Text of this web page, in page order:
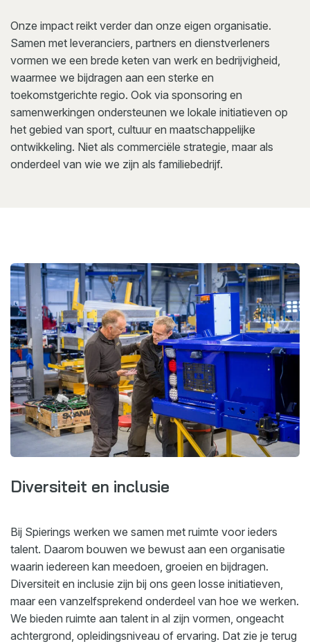
Onze impact reikt verder dan onze eigen organisatie.
Samen met leveranciers, partners en dienstverleners
vormen we een brede keten van werk en bedrijvigheid,
waarmee we bijdragen aan een sterke en
toekomstgerichte regio. Ook via sponsoring en
samenwerkingen ondersteunen we lokale initiatieven op
het gebied van sport, cultuur en maatschappelijke
ontwikkeling. Niet als commerciële strategie, maar als
onderdeel van wie we zijn als familiebedrijf.
Diversiteit en inclusie
Bij Spierings werken we samen met ruimte voor ieders
talent. Daarom bouwen we bewust aan een organisatie
waarin iedereen kan meedoen, groeien en bijdragen.
Diversiteit en inclusie zijn bij ons geen losse initiatieven,
maar een vanzelfsprekend onderdeel van hoe we werken.
We bieden ruimte aan talent in al zijn vormen, ongeacht
achtergrond, opleidingsniveau of ervaring. Dat zie je terug